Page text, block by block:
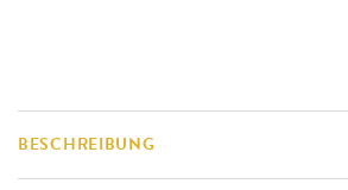
BESCHREIBUNG